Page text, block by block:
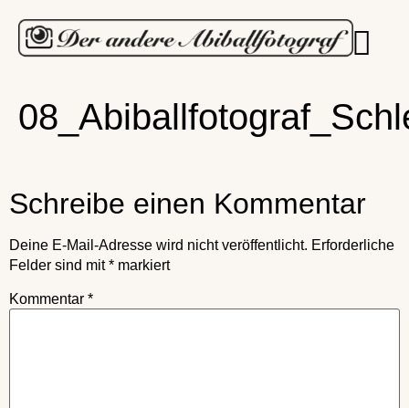
Schreibe einen Kommentar
Deine E-Mail-Adresse wird nicht veröffentlicht. Erforderliche
Felder sind mit* markiert
Kommentar *